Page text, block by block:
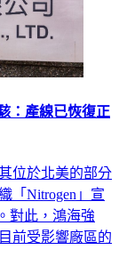
：產線已恢復正
位於北美的部分
「Nitrogen」宣
對此，鴻海強
前受影響廠區的